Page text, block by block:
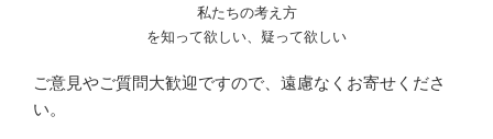
私たちの考え方
を知って欲しい、疑って欲しい
ご意見やご質問大歓迎ですので、遠慮なくお寄せくださ
い。